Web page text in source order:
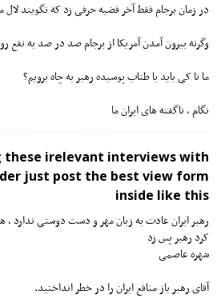
در زمان برجام فقط آخر قضیه حرفی زد که نگویند لال
وگرنه بیرون آمدن آمریکا از برجام صد در صد به نفع
ما تا کی باید با طناب پوسیده رهبر به چاه برویم؟
نگام ، ناگفته های ایران ما
irelevant interviews with
just post the best view form
inside like this
رهبر ایران عادت به زبان مهر و دست دوستی ندارد ،
کرد رهبر پس زد
شهره عاصمی
آقای رهبر باز منافع ایران را در خطر انداختید.